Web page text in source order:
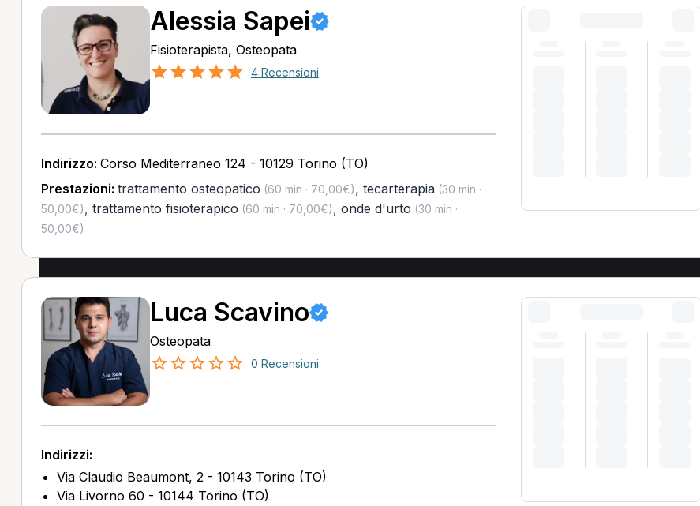
Alessia Sapei
Fisioterapista, Osteopata
4 Recensioni
Indirizzo: Corso Mediterraneo 124 - 10129 Torino (TO)
Prestazioni: trattamento osteopatico (60 min · 70,00€), tecarterapia(30 min ·
50,00€), trattamento fisioterapico (60 min · 70,00€), onde d'urto (30 min ·
50,00€)
Luca Scavino
Osteopata
0 Recensioni
Indirizzi:
Via Claudio Beaumont, 2 - 10143 Torino (TO)
Via Livorno 60 - 10144 Torino (TO)